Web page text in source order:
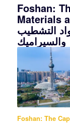
Foshan:
Materials
التشطيب
والسيراميك
Foshan: The